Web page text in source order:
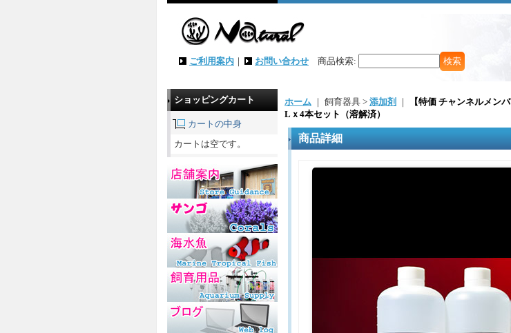
ご利用案内 ｜ お問い合わせ 商品検索:
ショッピングカート
カートの中身
カートは空です。
ホーム ｜ 飼育器具 > 添加剤 ｜
【特価 チャンネルメン
Lｘ4本セット（溶解済）
商品詳細